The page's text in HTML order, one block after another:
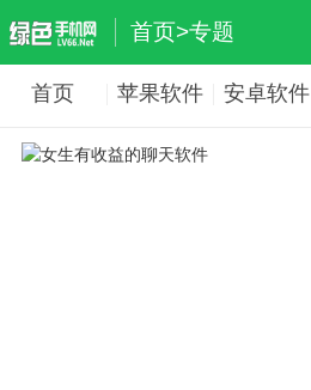
首页>专题
首页 苹果软件 安卓软件